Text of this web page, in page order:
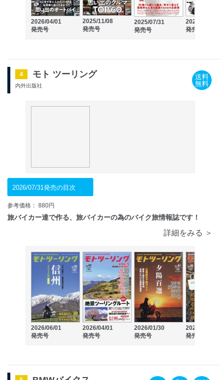
2026/04/01
発売号
2025/11/08
発売号
2025/07/31
発売号
2025/03/27
発売号
4 モト ツーリング
内外出版社
送料
無料
2026/07/31発売の目次
参考価格： 880円
旅バイカー達で作る、旅バイカーの為のバイク旅情報誌です！
詳細をみる ＞
2026/06/01
発売号
2026/04/01
発売号
2026/01/30
発売号
2025/12/01
発売号